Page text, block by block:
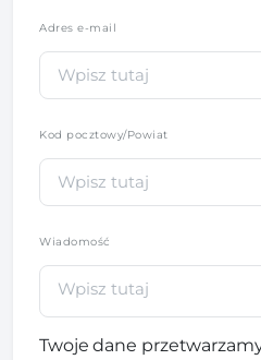
Adres e-mail
Kod pocztowy/Powiat
Wiadomość
Twoje dane